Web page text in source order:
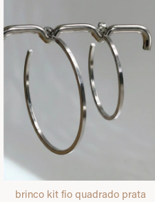
brinco kit fio quadrado prata